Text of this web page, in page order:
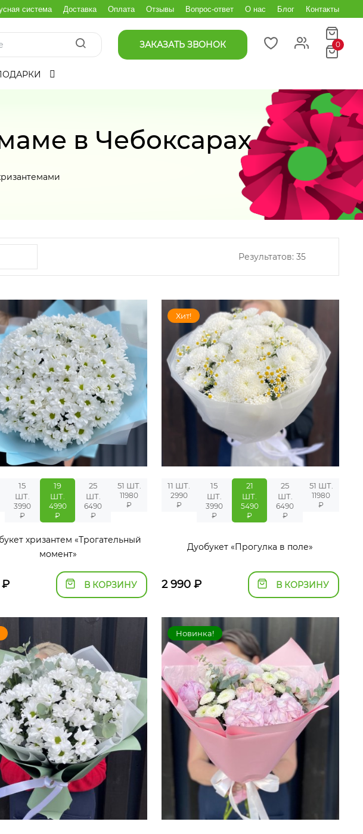
система Доставка Оплата Отзывы Вопрос-ответ О нас Блог Контакты
ЗАКАЗАТЬ ЗВОНОК 0
в Чебоксарах
Результатов: 35
15
ШТ.
3990
₽
19
ШТ.
4990
₽
25
ШТ.
6490
₽
51 ШТ.
11980
₽
хризантем «Трогательный
момент»
В КОРЗИНУ
Хит!
11 ШТ.
2990
₽
15
ШТ.
3990
₽
21
ШТ.
5490
₽
25
ШТ.
6490
₽
51 ШТ.
11980
₽
Дуобукет «Прогулка в поле»
2 990₽ В КОРЗИНУ
Новинка!